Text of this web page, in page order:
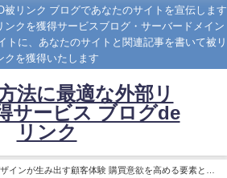
被リンク ブログであなたのサイトを宣伝します
ンクを獲得サービスブログ・サーバードメイン
トに、あなたのサイトと関連記事を書いて被リ
クを獲得いたします
法に最適な外部リ
サービス ブログde
リンク
インが生み出す顧客体験 購買意欲を高める要素とそ